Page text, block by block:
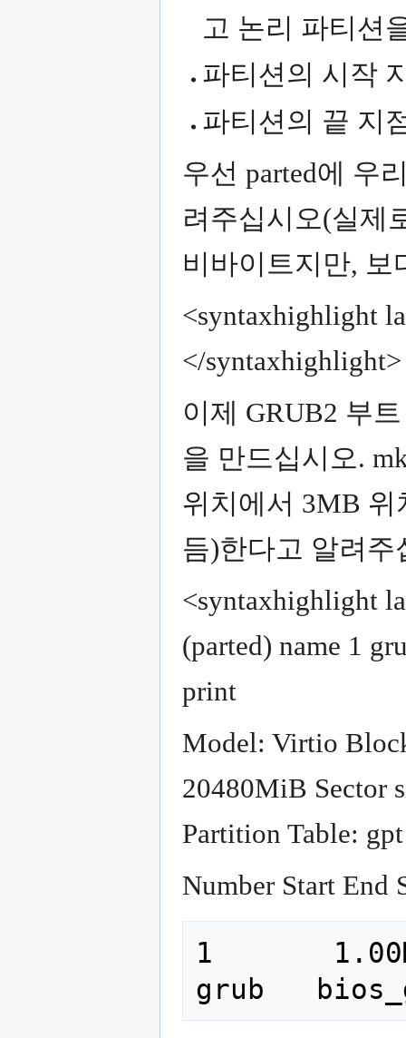
고 논리 파티션
파티션의 시작
파티션의 끝 지
우선 parted에 우
려주십시오(실제
비바이트지만,
<syntaxhighlight
</syntaxhighlight>
이제 GRUB2 부
을 만드십시오.
위치에서 3MB
듬)한다고 알려주
<syntaxhighlight
(parted) name 1
print
Model: Virtio
20480MiB Sector
Partition Table: gpt
Number Start End
1